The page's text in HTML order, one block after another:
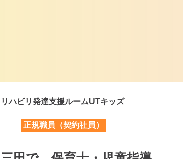
リハビリ発達支援ルームUTキッズ
正規職員（契約社員）